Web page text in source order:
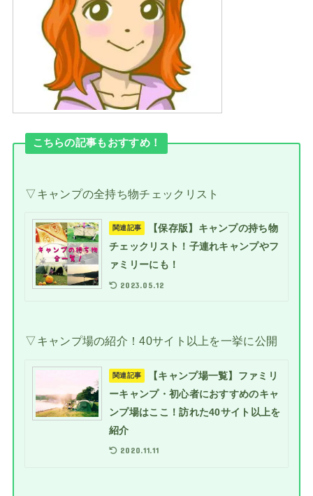
こちらの記事もおすすめ！
▽キャンプの全持ち物チェックリスト
関連記事
【保存版】キャンプの持ち物
チェックリスト！子連れキャンプやフ
ァミリーにも！
2023.05.12
▽キャンプ場の紹介！40サイト以上を一挙に公開
関連記事
【キャンプ場一覧】ファミリ
ーキャンプ・初心者におすすめのキャ
ンプ場はここ！訪れた40サイト以上を
紹介
2020.11.11